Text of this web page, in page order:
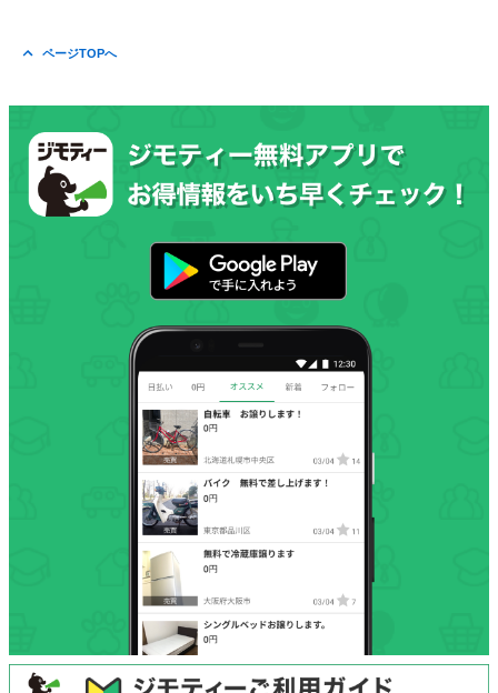
ページTOPへ